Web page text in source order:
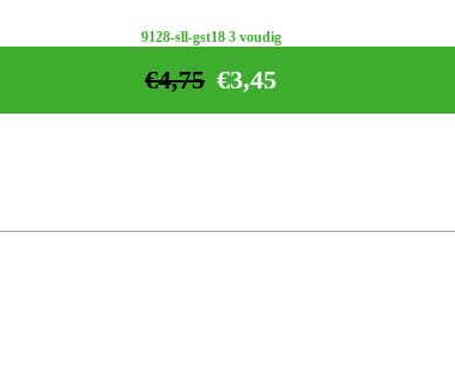
9128-sll-gst18 3 voudig
€3,45
€4,75